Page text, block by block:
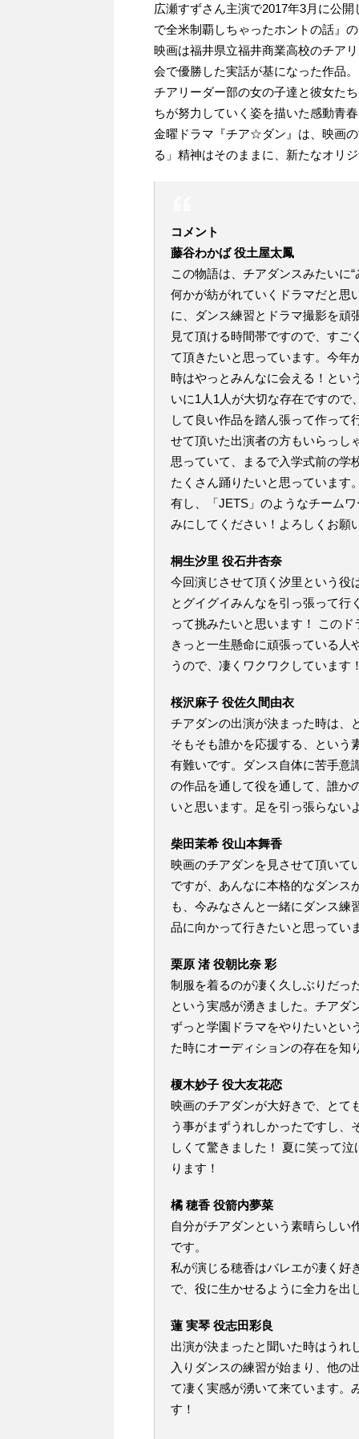
広瀬すずさん主演で2017年3月に公
で全米制覇しちゃったホントの話』
映画は福井県立福井商業高校のチア
会で優勝した実話が基になった作品。
チアリーダー部の女の子達と彼女た
ちが努力していく姿を描いた感動青
金曜ドラマ『チア☆ダン』は、映画
る」精神はそのままに、新たなオリ
コメント
藤谷わかば 役土屋太鳳
この物語は、チアダンスみたいに
何かが紡がれていくドラマだと思
に、ダンス練習とドラマ撮影を頑
見て頂ける時間帯ですので、すご
て頂きたいと思っています。今年
時はやっとみんなに会える！とい
いに1人1人が大切な存在ですの
して良い作品を踏ん張って作って
せて頂いた出演者の方もいらっし
思っていて、まるで入学式前の学
たくさん踊りたいと思っています
有し、「JETS」のようなチーム
みにしてください！よろしくお願
桐生汐里 役石井杏奈
今回演じさせて頂く汐里という役
とグイグイみんなを引っ張って行
って挑みたいと思います！ この
きっと一生懸命に頑張っている人
うので、凄くワクワクしています
桜沢麻子 役佐久間由衣
チアダンの出演が決まった時は、
そもそも誰かを応援する、という
有難いです。ダンス自体に苦手意
の作品を通して役を通して、誰か
いと思います。足を引っ張らない
柴田茉希 役山本舞香
映画のチアダンを見させて頂いて
ですが、あんなに本格的なダンス
も、今みなさんと一緒にダンス練
品に向かって行きたいと思ってい
栗原 渚 役朝比奈 彩
制服を着るのが凄く久しぶりだっ
という実感が湧きました。チアダ
ずっと学園ドラマをやりたいとい
た時にオーディションの存在を知
榎木妙子 役大友花恋
映画のチアダンが大好きで、とて
う事がまずうれしかったですし、
しくて驚きました！ 夏に笑って
ります！
橘 穂香 役箭内夢菜
自分がチアダンという素晴らしい
です。
私が演じる穂香はバレエが凄く好
で、役に生かせるように全力を出
蓮 実琴 役志田彩良
出演が決まったと聞いた時はうれ
入りダンスの練習が始まり、他の
て凄く実感が湧いて来ています。
す！